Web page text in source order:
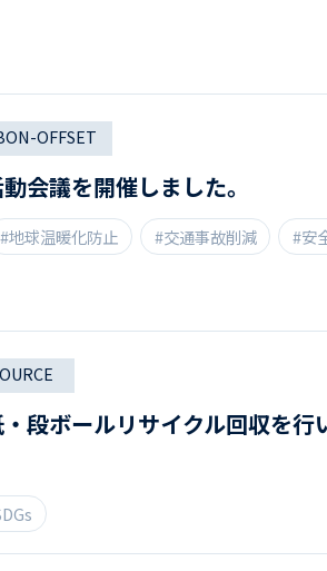
OFFSET
会議を開催しました。
#地球温暖化防止 #交通事故削減 #安
段ボールリサイクル回収を行